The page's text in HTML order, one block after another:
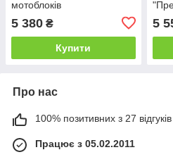
мотоблоків
5 380 ₴
Купити
5
Про нас
100% позитивних з 27 відгуків
Працює з 05.02.2011